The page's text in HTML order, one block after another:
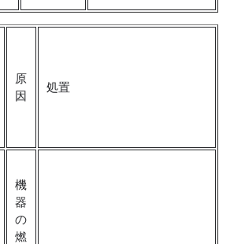
原
因
処置
機
器
の
燃